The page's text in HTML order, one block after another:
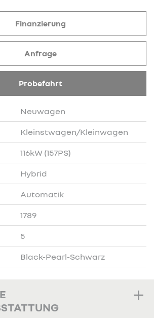
Neuwagen
Kleinstwagen/Kleinwagen
116kW (157PS)
Hybrid
Automatik
1789
5
Black-Pearl-Schwarz
Finanzierung
Anfrage
Probefahrt